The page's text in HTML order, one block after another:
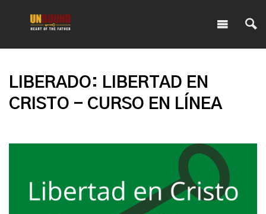
LIBERADO: LIBERTAD EN
CRISTO - CURSO EN LÍNEA